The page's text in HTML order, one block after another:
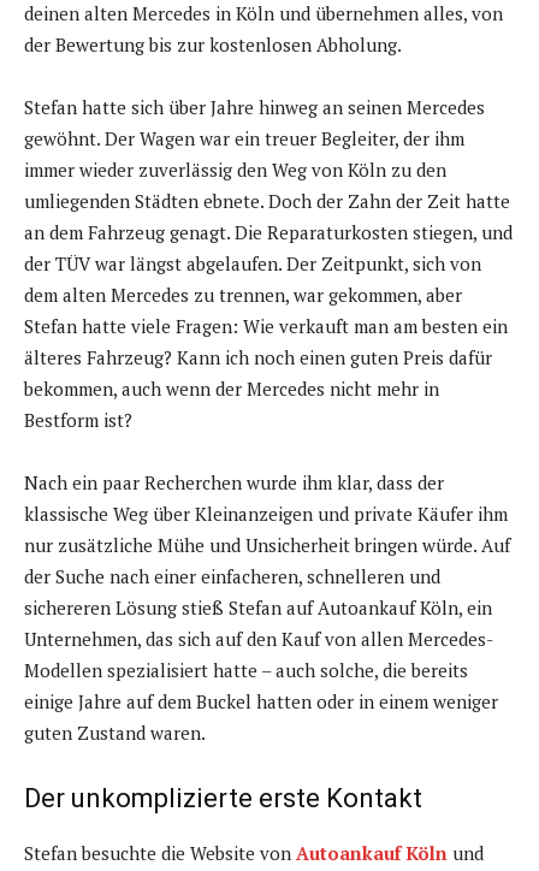
deinen alten Mercedes in Köln und übernehmen alles, von
der Bewertung bis zur kostenlosen Abholung.
Stefan hatte sich über Jahre hinweg an seinen Mercedes
gewöhnt. Der Wagen war ein treuer Begleiter, der ihm
immer wieder zuverlässig den Weg von Köln zu den
umliegenden Städten ebnete. Doch der Zahn der Zeit hatte
an dem Fahrzeug genagt. Die Reparaturkosten stiegen, und
der TÜV war längst abgelaufen. Der Zeitpunkt, sich von
dem alten Mercedes zu trennen, war gekommen, aber
Stefan hatte viele Fragen: Wie verkauft man am besten ein
älteres Fahrzeug? Kann ich noch einen guten Preis dafür
bekommen, auch wenn der Mercedes nicht mehr in
Bestform ist?
Nach ein paar Recherchen wurde ihm klar, dass der
klassische Weg über Kleinanzeigen und private Käufer ihm
nur zusätzliche Mühe und Unsicherheit bringen würde. Auf
der Suche nach einer einfacheren, schnelleren und
sichereren Lösung stieß Stefan auf Autoankauf Köln, ein
Unternehmen, das sich auf den Kauf von allen Mercedes-
Modellen spezialisiert hatte – auch solche, die bereits
einige Jahre auf dem Buckel hatten oder in einem weniger
guten Zustand waren.
Der unkomplizierte erste Kontakt
Stefan besuchte die Website von Autoankauf Köln und